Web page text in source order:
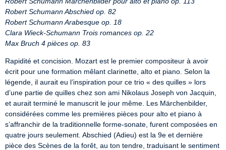
Robert Schumann Abschied op. 82
Robert Schumann Arabesque op. 18
Clara Wieck-Schumann Trois romances op. 22
Max Bruch 4 pièces op. 83
Rapidité et concision. Mozart est le premier compositeur à avoir
écrit pour une formation mêlant clarinette, alto et piano. Selon la
légende, il aurait eu l’inspiration pour ce trio « des quilles » lors
d’une partie de quilles chez son ami Nikolaus Joseph von Jacquin,
et aurait terminé le manuscrit le jour même. Les Märchenbilder,
considérées comme les premières pièces pour alto et piano à
s’affranchir de la traditionnelle forme-sonate, furent composées en
quatre jours seulement. Abschied (Adieu) est la 9e et dernière
pièce des Scènes de la forêt, au ton tendre, traduisant le sentiment